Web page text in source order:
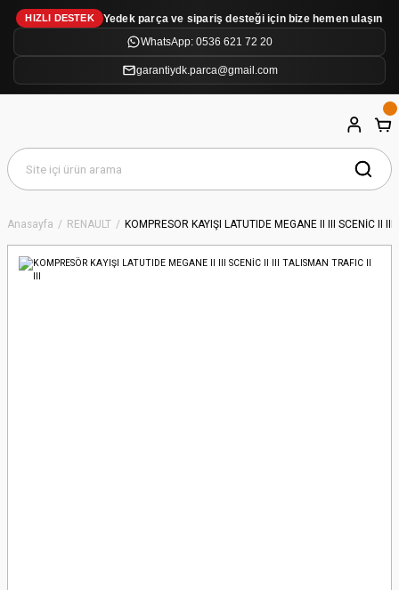
HIZLI DESTEK
Yedek parça ve sipariş desteği için bize hemen ulaşın
WhatsApp: 0536 621 72 20
garantiydk.parca@gmail.com
Anasayfa RENAULT KOMPRESÖR KAYIŞI LATUTIDE MEGANE II III SCENİC II